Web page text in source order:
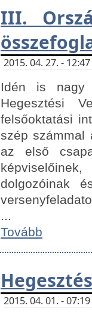
III.
2015. 04. 27. -
Idén is nagy
Hegesztési
felsőoktatási
szép számmal
az első
dolgozóinak
...
Tovább
2015. 04. 01. -